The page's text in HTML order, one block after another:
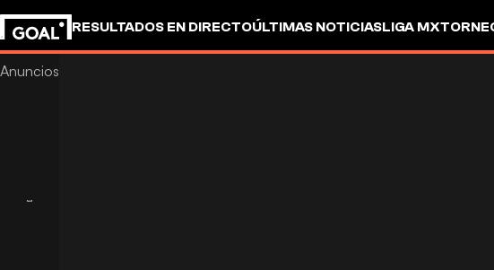
RESULTADOS EN DIRECTOÚLTIMAS NOTICIASLIGA MX